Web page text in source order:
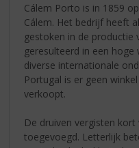
Cálem Porto is in 1859
Cálem. Het bedrijf heeft
gestoken in de
geresulteerd in een
diverse internationale
Portugal is er geen
verkoopt.
De druiven vergisten kort
toegevoegd. Letterlijk